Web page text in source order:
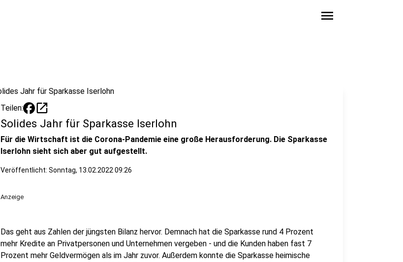
menu
Teilen: open_in_new
Solides Jahr für Sparkasse Iserlohn
Für die Wirtschaft ist die Corona-Pandemie eine große Herausforderung. Die Sparkasse
Iserlohn sieht sich aber gut aufgestellt.
Veröffentlicht: Sonntag, 13.02.2022 09:26
Anzeige
Das geht aus Zahlen der jüngsten Bilanz hervor. Demnach hat die Sparkasse rund 4 Prozent
mehr Kredite an Privatpersonen und Unternehmen vergeben - und die Kunden haben fast 7
Prozent mehr Geldvermögen als im Jahr zuvor. Außerdem konnte die Sparkasse heimische